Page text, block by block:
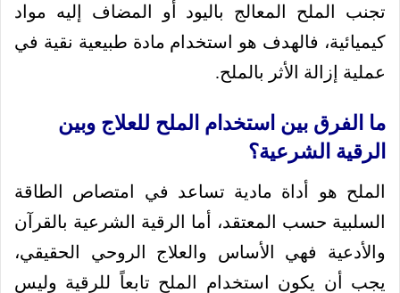
تجنب الملح المعالج باليود أو المضاف إليه مواد
كيميائية، فالهدف هو استخدام مادة طبيعية نقية في
عملية إزالة الأثر بالملح.
ما الفرق بين استخدام الملح للعلاج وبين
الرقية الشرعية؟
الملح هو أداة مادية تساعد في امتصاص الطاقة
السلبية حسب المعتقد، أما الرقية الشرعية بالقرآن
والأدعية فهي الأساس والعلاج الروحي الحقيقي،
يجب أن يكون استخدام الملح تابعاً للرقية وليس